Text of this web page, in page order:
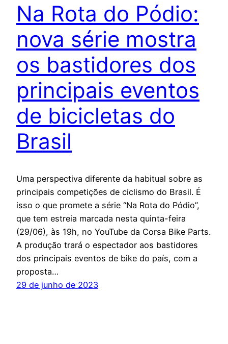
Na Rota do Pódio:
nova série mostra
os bastidores dos
principais eventos
de bicicletas do
Brasil
Uma perspectiva diferente da habitual sobre as
principais competições de ciclismo do Brasil. É
isso o que promete a série “Na Rota do Pódio”,
que tem estreia marcada nesta quinta-feira
(29/06), às 19h, no YouTube da Corsa Bike Parts.
A produção trará o espectador aos bastidores
dos principais eventos de bike do país, com a
proposta…
29 de junho de 2023